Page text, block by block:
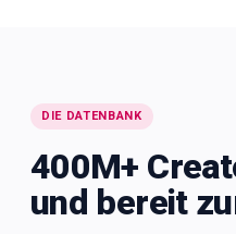
DIE DATENBANK
400M+
und bereit